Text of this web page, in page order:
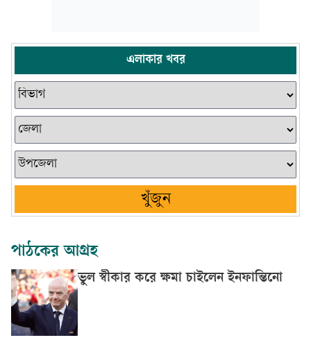
এলাকার খবর
খুঁজুন
পাঠকের আগ্রহ
ভুল স্বীকার করে ক্ষমা চাইলেন ইনফান্তিনো